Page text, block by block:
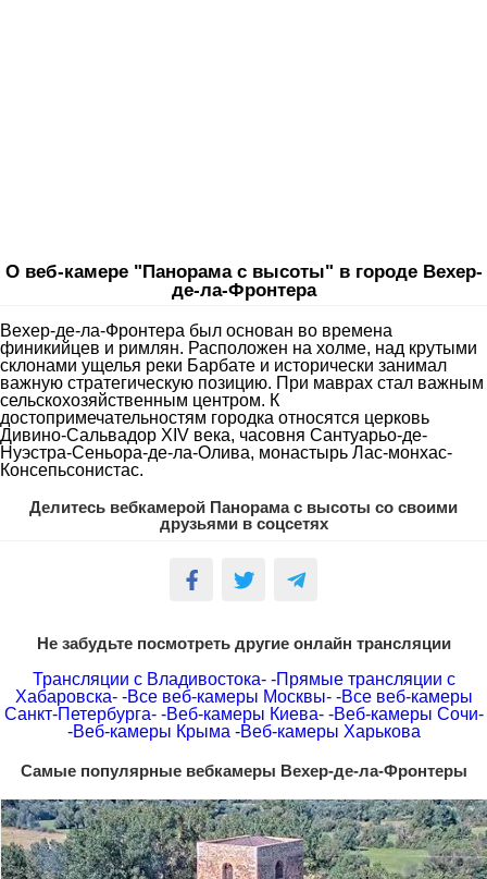
О веб-камере "Панорама с высоты" в городе Вехер-
де-ла-Фронтера
Вехер-де-ла-Фронтера был основан во времена
финикийцев и римлян. Расположен на холме, над крутыми
склонами ущелья реки Барбате и исторически занимал
важную стратегическую позицию. При маврах стал важным
сельскохозяйственным центром. К
достопримечательностям городка относятся церковь
Дивино-Сальвадор XIV века, часовня Сантуарьо-де-
Нуэстра-Сеньора-де-ла-Олива, монастырь Лас-монхас-
Консепьсонистас.
Делитесь вебкамерой Панорама с высоты со своими
друзьями в соцсетях
Не забудьте посмотреть другие онлайн трансляции
Трансляции с Владивостока- -Прямые трансляции с
Хабаровска- -Все веб-камеры Москвы- -Все веб-камеры
Санкт-Петербурга- -Веб-камеры Киева- -Веб-камеры Сочи-
-Веб-камеры Крыма -Веб-камеры Харькова
Самые популярные вебкамеры Вехер-де-ла-Фронтеры